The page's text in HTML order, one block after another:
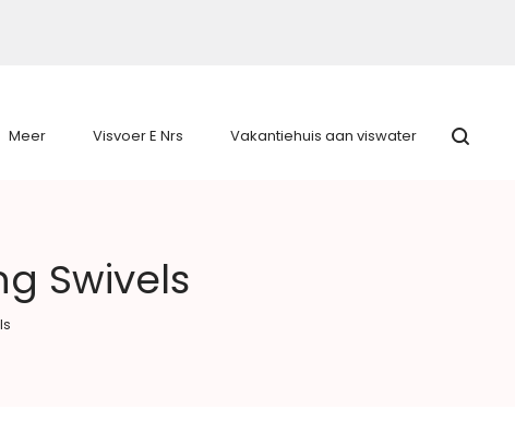
Meer Visvoer E Nrs Vakantiehuis aan viswater
Swivels